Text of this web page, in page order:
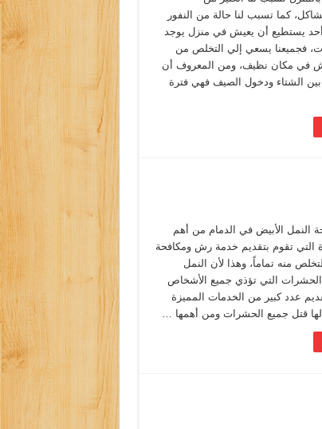
كما تسبب لنا حالة من النفور
أحد يستطيع أن يعيش في منزل يوجد
فجميعنا يسعي إلي التخلص من
في مكان نظيف، ومن المعروف أن
بين الشتاء ودخول الصيف فهي فترة
النمل الأبيض في الدمام من أهم
التي تقوم بتقديم خدمة رش ومكافحة
منه تماماً، وهذا لأن النمل
الحشرات التي تؤذي جميع الأشخاص
عدد كبير من الخدمات المميزة
قتل جميع الحشرات ومن أهمها …